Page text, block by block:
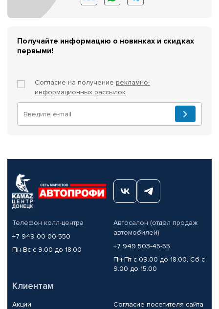
Получайте информацию о новинках и скидках
первыми!
Согласие на получение рекламно-
информационных рассылок
Телефон колл-центра
+7 949 00-00-550
Пн-Вс с 9.00 до 18.00
Автосалон (отдел продаж
автомобилей)
+7 949 503-45-55
Пн-Пт с 09.00 до 18.00, Сб с
9.00 до 15.00
Клиентам
Акции
Согласие посетителя сайта